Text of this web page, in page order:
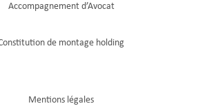
Accompagnement d’Avocat
de montage holding
Mentions légales